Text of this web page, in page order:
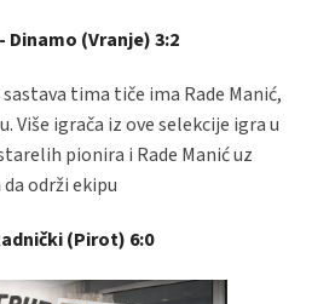
Dinamo (Vranje) 3:2
tima tiče ima Rade Manić,
Više igrača iz ove selekcije igra u
pionira i Rade Manić uz
održi ekipu
(Pirot) 6:0